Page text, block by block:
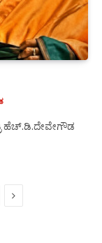
ಹೆಚ್.ಡಿ.ದೇವೇಗೌಡ
Next